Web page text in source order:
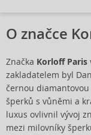
O značce
Značka Korloff Paris
zakladatelem byl
černou
šperků s vůněmi a
luxus ovlivnil vývoj
mezi milovníky